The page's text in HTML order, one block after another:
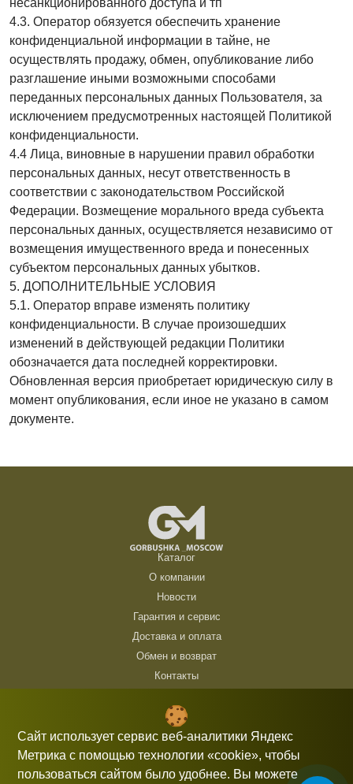
4.3. Оператор обязуется обеспечить хранение
конфиденциальной информации в тайне, не
осуществлять продажу, обмен, опубликование либо
разглашение иными возможными способами
переданных персональных данных Пользователя, за
исключением предусмотренных настоящей Политикой
конфиденциальности.
4.4 Лица, виновные в нарушении правил обработки
персональных данных, несут ответственность в
соответствии с законодательством Российской
Федерации. Возмещение морального вреда субъекта
персональных данных, осуществляется независимо от
возмещения имущественного вреда и понесенных
субъектом персональных данных убытков.
5. ДОПОЛНИТЕЛЬНЫЕ УСЛОВИЯ
5.1. Оператор вправе изменять политику
конфиденциальности. В случае произошедших
изменений в действующей редакции Политики
обозначается дата последней корректировки.
Обновленная версия приобретает юридическую силу в
момент опубликования, если иное не указано в самом
документе.
Каталог
О компании
Новости
Гарантия и сервис
Доставка и оплата
Обмен и возврат
Контакты
10:00 — 21:00 без выходных
gorbushka-moscow@yandex.ru
Сайт использует сервис веб-аналитики Яндекс
Метрика с помощью технологии «cookie», чтобы
пользоваться сайтом было удобнее. Вы можете